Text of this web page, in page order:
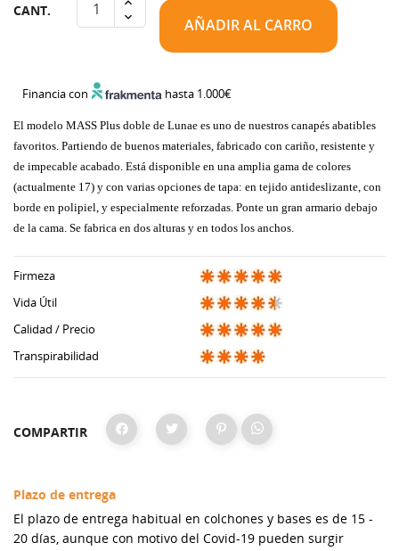
El modelo MASS Plus doble de Lunae es uno de nuestros canapés abatibles
favoritos. Partiendo de buenos materiales, fabricado con cariño, resistente y
de impecable acabado. Está disponible en una amplia gama de colores
(actualmente 17) y con varias opciones de tapa: en tejido antideslizante, con
borde en polipiel, y especialmente reforzadas. Ponte un gran armario debajo
de la cama. Se fabrica en dos alturas y en todos los anchos.
Firmeza
Vida Útil
Calidad / Precio
Transpirabilidad
CANT.
AÑADIR AL CARRO
Financia con hasta 1.000€
COMPARTIR
Plazo de entrega
El plazo de entrega habitual en colchones y bases es de 15 -
20 días, aunque con motivo del Covid-19 pueden surgir